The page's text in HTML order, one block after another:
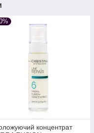
концентрат